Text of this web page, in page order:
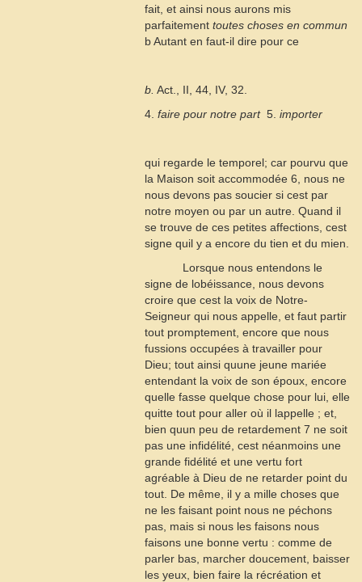
fait, et ainsi nous aurons mis
parfaitement toutes choses en commun
bAutant en faut-il dire pour ce
b. Act., II, 44, IV, 32.
4. faire pour notre part 5. importer
qui regarde le temporel; car pourvu que
la Maison soit accommodée 6 , nous ne
nous devons pas soucier si cest par
notre moyen ou par un autre. Quand il
se trouve de ces petites affections, cest
signe quil y a encore du tien et du mien.
Lorsque nous entendons le
signe de lobéissance, nous devons
croire que cest la voix de Notre-
Seigneur qui nous appelle, et faut partir
tout promptement, encore que nous
fussions occupées à travailler pour
Dieu; tout ainsi quune jeune mariée
entendant la voix de son époux, encore
quelle fasse quelque chose pour lui, elle
quitte tout pour aller où il lappelle ; et,
bien quun peu de retardement 7 ne soit
pas une infidélité, cest néanmoins une
grande fidélité et une vertu fort
agréable à Dieu de ne retarder point du
tout. De même, il y a mille choses que
ne les faisant point nous ne péchons
pas, mais si nous les faisons nous
faisons une bonne vertu : comme de
parler bas, marcher doucement, baisser
les yeux, bien faire la récréation et